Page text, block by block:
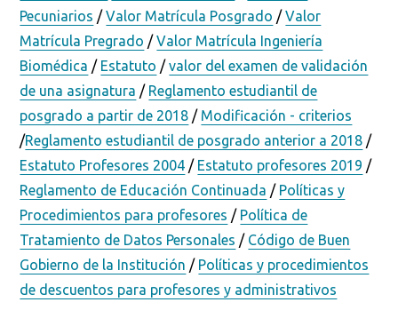
Pecuniarios /Valor Matrícula Posgrado /Valor
Matrícula Pregrado /Valor Matrícula Ingeniería
Biomédica / Estatuto /valor del examen de validación
de una asignatura / Reglamento estudiantil de
posgrado a partir de 2018 / Modificación - criterios
/Reglamento estudiantil de posgrado anterior a 2018 /
Estatuto Profesores 2004 / Estatuto profesores 2019 /
Reglamento de Educación Continuada / Políticas y
Procedimientos para profesores / Política de
Tratamiento de Datos Personales / Código de Buen
Gobierno de la Institución / Políticas y procedimientos
de descuentos para profesores y administrativos